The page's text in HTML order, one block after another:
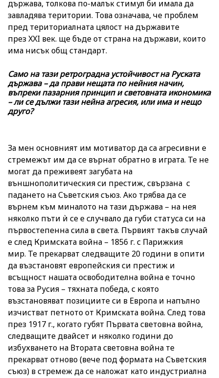
държава, толкова по-малък стимул би имала да
завладява територии. Това означава, че проблем
пред териториалната цялост на държавите
през XXI век. ще бъде от страна на държави, които
има нисък общ стандарт.
Само на тази ретроградна устойчивост на Руската
държава – да прави нещата по нейния начин,
въпреки пазарния принцип и световната икономика
– ли се дължи тази нейна агресия, или има и нещо
друго?
За мен основният им мотиватор да са агресивни е
стремежът им да се върнат обратно в играта. Те не
могат да преживеят загубата на
външнополитическия си престиж, свързана с
падането на Съветския съюз. Ако трябва да се
върнем към миналото на тази държава ­­– на нея
няколко пъти ѝ се е случвало да губи статуса си на
първостепенна сила в света. Първият такъв случай
е след Кримската война – 1856 г. с Парижкия
мир. Те прекарват следващите 20 години в опити
да възстановят европейския си престиж и
всъщност нашата освободителна война е точно
това за Русия – тяхната победа, с която
възстановяват позициите си в Европа и напълно
изчистват петното от Кримската война. След това
през 1917 г., когато губят Първата световна война,
следващите двайсет и няколко години до
избухването на Втората световна война те
прекарват отново (вече под формата на Съветския
съюз) в стремеж да се наложат като индустриална